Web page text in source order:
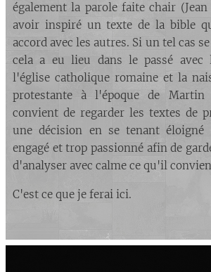
également la parole faite chair
avoir inspiré un texte de la bible
accord avec les autres. Si un tel cas
cela a eu lieu dans le passé avec
l'église catholique romaine et la
protestante à l'époque de
convient de regarder les textes de
une décision en se tenant éloigné
engagé et trop passionné afin de
d'analyser avec calme ce qu'il
C'est ce que je ferai ici.